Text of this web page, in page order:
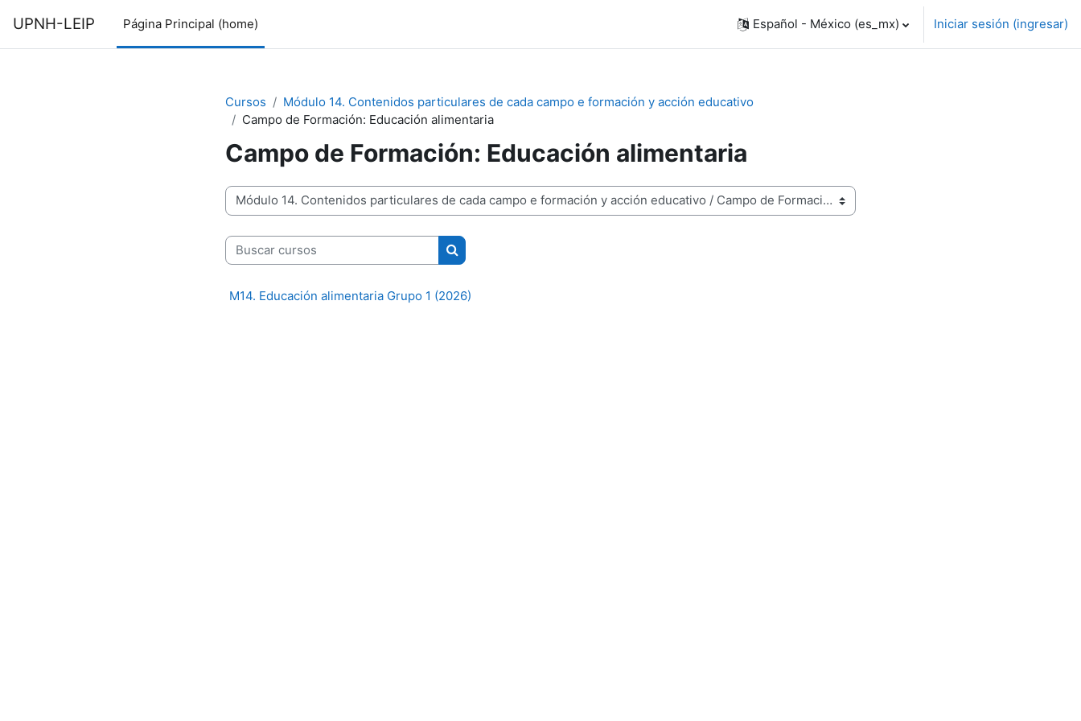
UPNH-LEIP Página Principal (home) Español - México ‎(es_mx)‎ Iniciar sesión (ingresar)
Cursos
Módulo 14. Contenidos particulares de cada campo e formación y acción educativo
Campo de Formación: Educación alimentaria
Campo de Formación: Educación alimentaria
Categorías
Buscar cursos
Buscar cursos
M14. Educación alimentaria Grupo 1 (2026)